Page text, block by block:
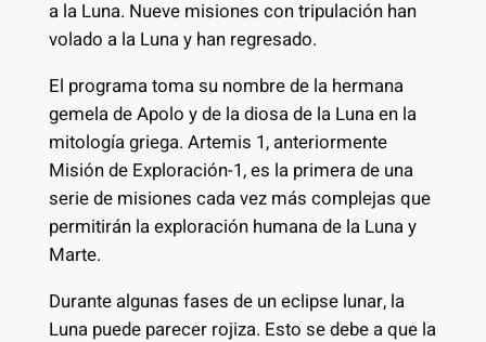
a la Luna. Nueve misiones con tripulación han
volado a la Luna y han regresado.
El programa toma su nombre de la hermana
gemela de Apolo y de la diosa de la Luna en la
mitología griega. Artemis 1, anteriormente
Misión de Exploración-1, es la primera de una
serie de misiones cada vez más complejas que
permitirán la exploración humana de la Luna y
Marte.
Durante algunas fases de un eclipse lunar, la
Luna puede parecer rojiza. Esto se debe a que la